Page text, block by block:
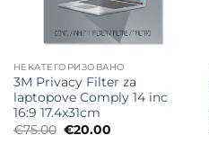
НЕКАТЕГОРИЗОВАНО
3M Privacy Filter za
laptopove Comply 14 inc
16:9 17.4x31cm
€75.00 Originalna
€20.00Trenutna